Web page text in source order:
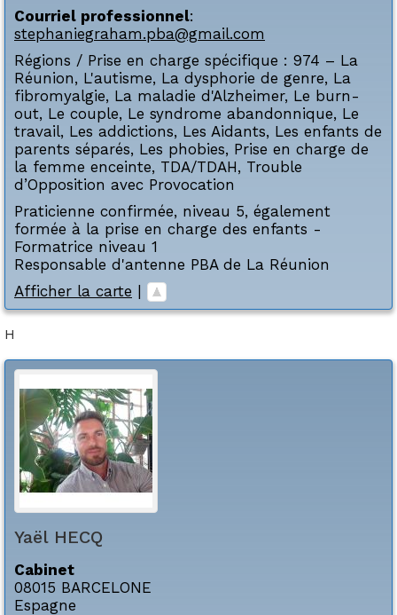
Courriel professionnel:
stephaniegraham.pba@gmail.com
Régions / Prise en charge spécifique : 974 – La
Réunion, L'autisme, La dysphorie de genre, La
fibromyalgie, La maladie d'Alzheimer, Le burn-
out, Le couple, Le syndrome abandonnique, Le
travail, Les addictions, Les Aidants, Les enfants de
parents séparés, Les phobies, Prise en charge de
la femme enceinte, TDA/TDAH, Trouble
d’Opposition avec Provocation
Praticienne confirmée, niveau 5, également
formée à la prise en charge des enfants -
Formatrice niveau 1
Responsable d'antenne PBA de La Réunion
Afficher la carte
H
Yaël HECQ
Cabinet
08015 BARCELONE
Espagne